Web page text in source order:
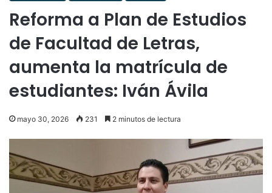
Reforma a Plan de Estudios
de Facultad de Letras,
aumenta la matrícula de
estudiantes: Iván Ávila
mayo 30, 2026 231 2 minutos de lectura